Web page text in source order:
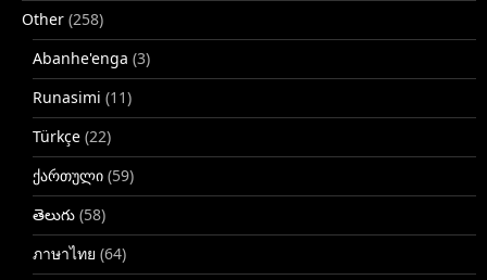
Other (258)
Abanhe'enga (3)
Runasimi (11)
Türkçe (22)
ქართული (59)
తెలుగు (58)
ภาษาไทย (64)